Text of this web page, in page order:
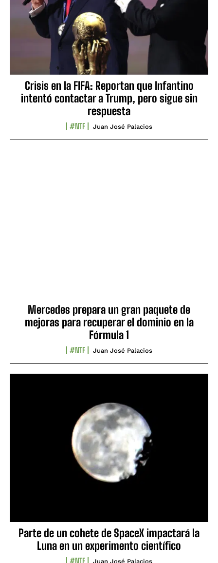
Crisis en la FIFA: Reportan que Infantino
intentó contactar a Trump, pero sigue sin
respuesta
#NTF Juan José Palacios
Mercedes prepara un gran paquete de
mejoras para recuperar el dominio en la
Fórmula 1
#NTF Juan José Palacios
Parte de un cohete de SpaceX impactará la
Luna en un experimento científico
#NTF Juan José Palacios